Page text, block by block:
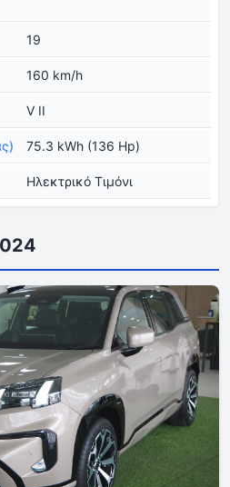
19
160 km/h
V II
75.3 kWh (136 Hp)
Ηλεκτρικό Τιμόνι